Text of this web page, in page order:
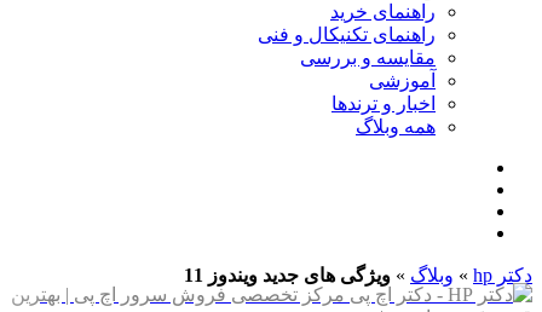
راهنمای خرید
راهنمای تکنیکال و فنی
مقایسه و بررسی
آموزشی
اخبار و ترندها
همه وبلاگ
دکتر hp » وبلاگ » ویژگی های جدید ویندوز 11